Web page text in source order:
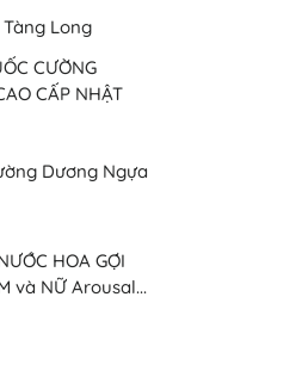
Long
CƯỜNG
CẤP NHẬT
Dương Ngựa
HOA GỢI
và NỮ Arousal...